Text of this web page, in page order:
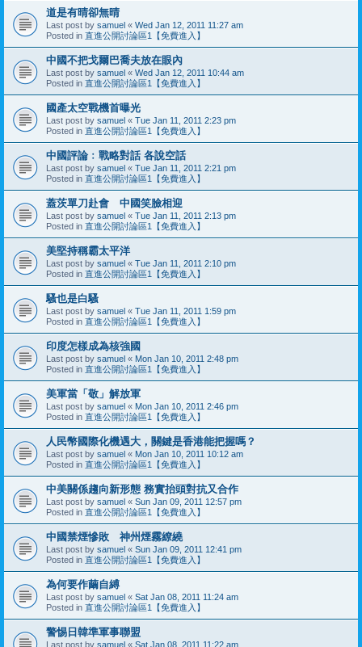
道是有晴卻無晴
Last post by samuel « Wed Jan 12, 2011 11:27 am
Posted in 直進公開討論區1【免費進入】
中國不把戈爾巴喬夫放在眼內
Last post by samuel « Wed Jan 12, 2011 10:44 am
Posted in 直進公開討論區1【免費進入】
國產太空戰機首曝光
Last post by samuel « Tue Jan 11, 2011 2:23 pm
Posted in 直進公開討論區1【免費進入】
中國評論﹕戰略對話 各說空話
Last post by samuel « Tue Jan 11, 2011 2:21 pm
Posted in 直進公開討論區1【免費進入】
蓋茨單刀赴會 中國笑臉相迎
Last post by samuel « Tue Jan 11, 2011 2:13 pm
Posted in 直進公開討論區1【免費進入】
美堅持稱霸太平洋
Last post by samuel « Tue Jan 11, 2011 2:10 pm
Posted in 直進公開討論區1【免費進入】
騷也是白騷
Last post by samuel « Tue Jan 11, 2011 1:59 pm
Posted in 直進公開討論區1【免費進入】
印度怎樣成為核強國
Last post by samuel « Mon Jan 10, 2011 2:48 pm
Posted in 直進公開討論區1【免費進入】
美軍當「敬」解放軍
Last post by samuel « Mon Jan 10, 2011 2:46 pm
Posted in 直進公開討論區1【免費進入】
人民幣國際化機遇大，關鍵是香港能把握嗎？
Last post by samuel « Mon Jan 10, 2011 10:12 am
Posted in 直進公開討論區1【免費進入】
中美關係趨向新形態 務實抬頭對抗又合作
Last post by samuel « Sun Jan 09, 2011 12:57 pm
Posted in 直進公開討論區1【免費進入】
中國禁煙慘敗 神州煙霧繚繞
Last post by samuel « Sun Jan 09, 2011 12:41 pm
Posted in 直進公開討論區1【免費進入】
為何要作繭自縛
Last post by samuel « Sat Jan 08, 2011 11:24 am
Posted in 直進公開討論區1【免費進入】
警惕日韓準軍事聯盟
Last post by samuel « Sat Jan 08, 2011 11:22 am